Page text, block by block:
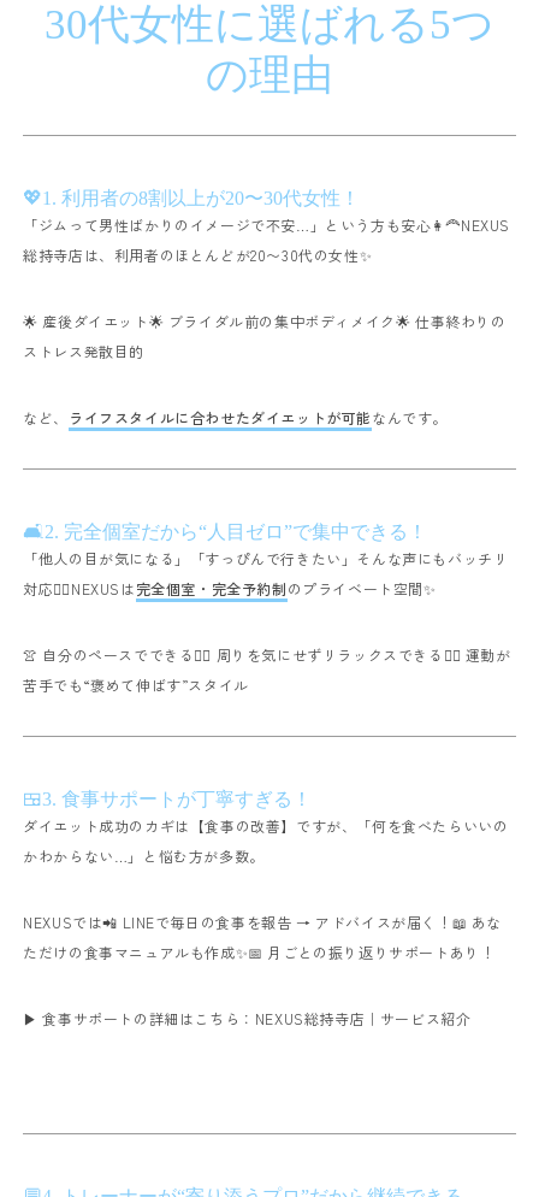
30代女性に選ばれる5つ
の理由
💖1. 利用者の8割以上が20〜30代女性！
「ジムって男性ばかりのイメージで不安…」という方も安心👩‍🦰NEXUS
総持寺店は、利用者のほとんどが20〜30代の女性✨
🌟 産後ダイエット🌟 ブライダル前の集中ボディメイク🌟 仕事終わりの
ストレス発散目的
など、 ライフスタイルに合わせたダイエットが可能なんです。
🛋2. 完全個室だから“人目ゼロ”で集中できる！
「他人の目が気になる」「すっぴんで行きたい」そんな声にもバッチリ
対応🙆‍♀️NEXUSは完全個室・完全予約制のプライベート空間✨
👚 自分のペースでできる🧘‍♀️ 周りを気にせずリラックスできる 💆‍♀️ 運動が
苦手でも“褒めて伸ばす”スタイル
🍱3. 食事サポートが丁寧すぎる！
ダイエット成功のカギは【食事の改善】ですが、
「何を食べたらいいの
かわからない…」と悩む方が多数。
NEXUSでは📲 LINEで毎日の食事を報告 → アドバイスが届く！ 📖 あな
ただけの食事マニュアルも作成✨📅 月ごとの振り返りサポートあり！
▶ 食事サポートの詳細はこちら： NEXUS総持寺店｜サービス紹介